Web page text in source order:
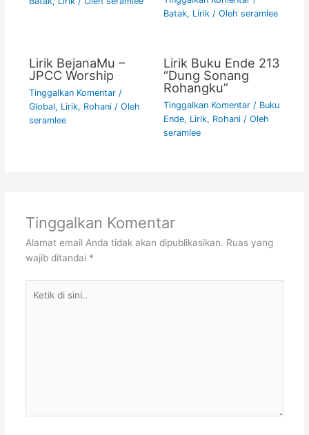
Batak, Lirik/ Oleh seramlee
Lirik BejanaMu –
JPCC Worship
Tinggalkan Komentar /
Global, Lirik, Rohani/ Oleh
seramlee
Lirik Buku Ende 213
“Dung Sonang
Rohangku”
Tinggalkan Komentar / Buku
Ende, Lirik, Rohani/ Oleh
seramlee
Tinggalkan Komentar
Alamat email Anda tidak akan dipublikasikan. Ruas yang
wajib ditandai *